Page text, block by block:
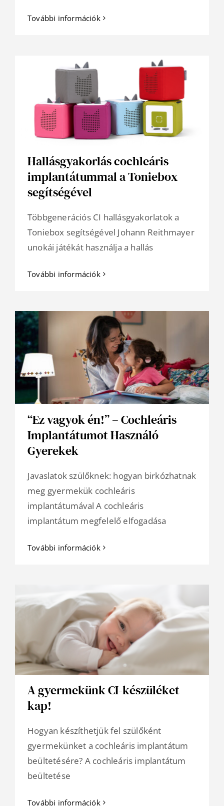
További információk
Hallásgyakorlás cochleáris
implantátummal a Toniebox
segítségével
Többgenerációs CI hallásgyakorlatok a
Toniebox segítségével Johann Reithmayer
unokái játékát használja a hallás
További információk
“Ez vagyok én!” – Cochleáris
Implantátumot Használó
Gyerekek
Javaslatok szülőknek: hogyan birkózhatnak
meg gyermekük cochleáris
implantátumával A cochleáris
implantátum megfelelő elfogadása
További információk
A gyermekünk CI-készüléket
kap!
Hogyan készíthetjük fel szülőként
gyermekünket a cochleáris implantátum
beültetésére? A cochleáris implantátum
beültetése
További információk